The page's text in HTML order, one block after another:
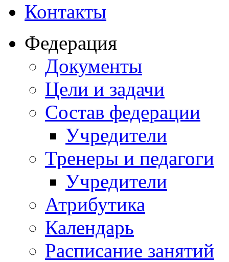
Контакты
Федерация
Документы
Цели и задачи
Состав федерации
Учредители
Тренеры и педагоги
Учредители
Атрибутика
Календарь
Расписание занятий